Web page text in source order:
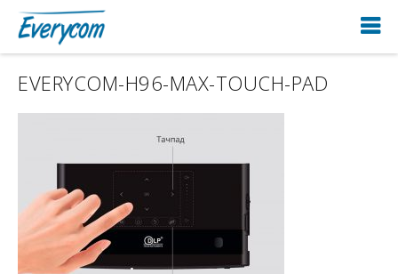
EVERYCOM-H96-MAX-TOUCH-PAD